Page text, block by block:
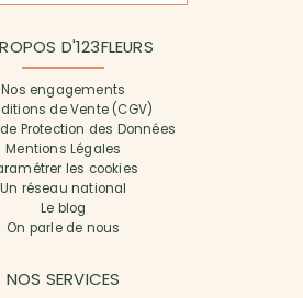
D'123FLEURS
Nos engagements
de Vente (CGV)
Protection des Données
Mentions Légales
les cookies
Un réseau national
Le blog
On parle de nous
NOS SERVICES